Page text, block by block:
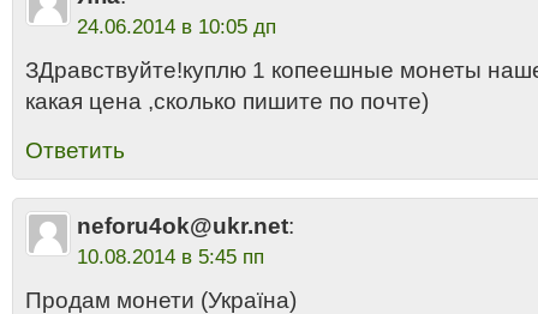
24.06.2014 в 10:05 дп
ЗДравствуйте!куплю 1 копеешные монеты
какая цена ,сколько пишите по почте)
Ответить
neforu4ok@ukr.net:
10.08.2014 в 5:45 пп
Продам монети (Україна)